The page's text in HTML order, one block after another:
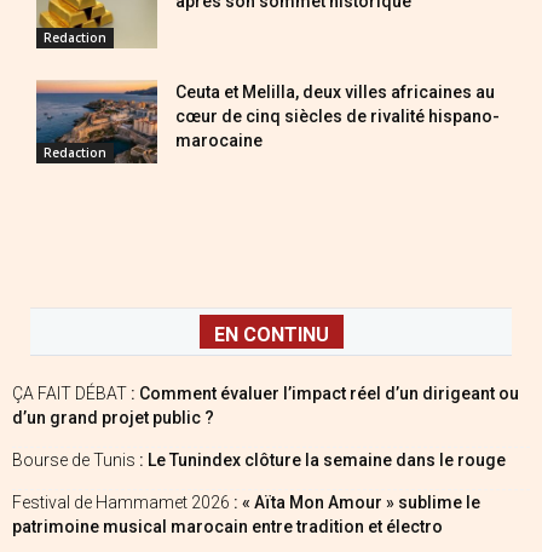
Redaction
Redaction
Ceuta et Melilla, deux villes africaines au
cœur de cinq siècles de rivalité hispano-
marocaine
EN CONTINU
ÇA FAIT DÉBAT : Comment évaluer l’impact réel d’un dirigeant ou
d’un grand projet public ?
Bourse de Tunis : Le Tunindex clôture la semaine dans le rouge
Festival de Hammamet 2026 : « Aïta Mon Amour » sublime le
patrimoine musical marocain entre tradition et électro